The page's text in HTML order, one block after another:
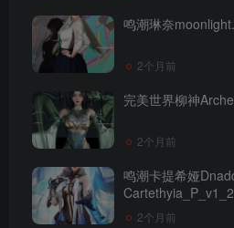
鸣潮琳奈
2个月前
完美世界柳神
2个月前
鸣潮卡提希娅
2个月前